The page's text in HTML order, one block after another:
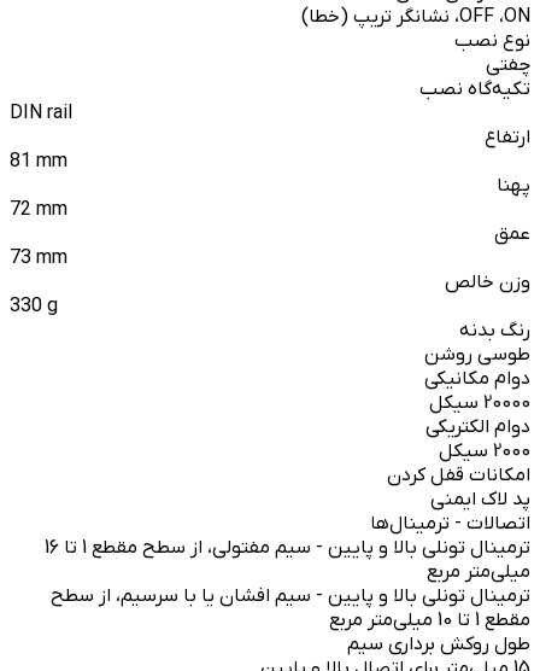
OFF ،ON، نشانگر تریپ (خطا)
نوع نصب
چفتی
تکیه‌گاه نصب
DIN rail
ارتفاع
81 mm
پهنا
72 mm
عمق
73 mm
وزن خالص
330 g
رنگ بدنه
طوسی روشن
دوام مکانیکی
20000 سیکل
دوام الکتریکی
2000 سیکل
امکانات قفل کردن
پد لاک ایمنی
اتصالات - ترمینال‌ها
ترمینال تونلی بالا و پایین - سیم مفتولی، از سطح مقطع 1 تا 16
میلی‌متر مربع
ترمینال تونلی بالا و پایین - سیم افشان یا با سرسیم، از سطح
مقطع 1 تا 10 میلی‌متر مربع
طول روکش برداری سیم